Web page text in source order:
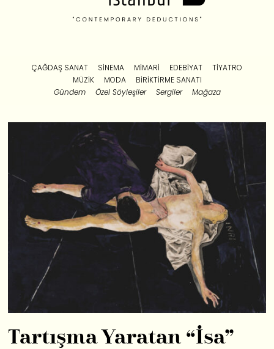
ÇAĞDAŞ SANAT SINEMA MIMARI EDEBIYAT
TIYATRO
MÜZIK
MODA
BIRIKTIRME SANATI
Gündem
Özel Söyleşiler Sergiler Mağaza
Tartışma Yaratan “İsa”